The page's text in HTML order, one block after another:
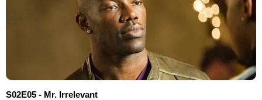
S02E05 - Mr. Irrelevant